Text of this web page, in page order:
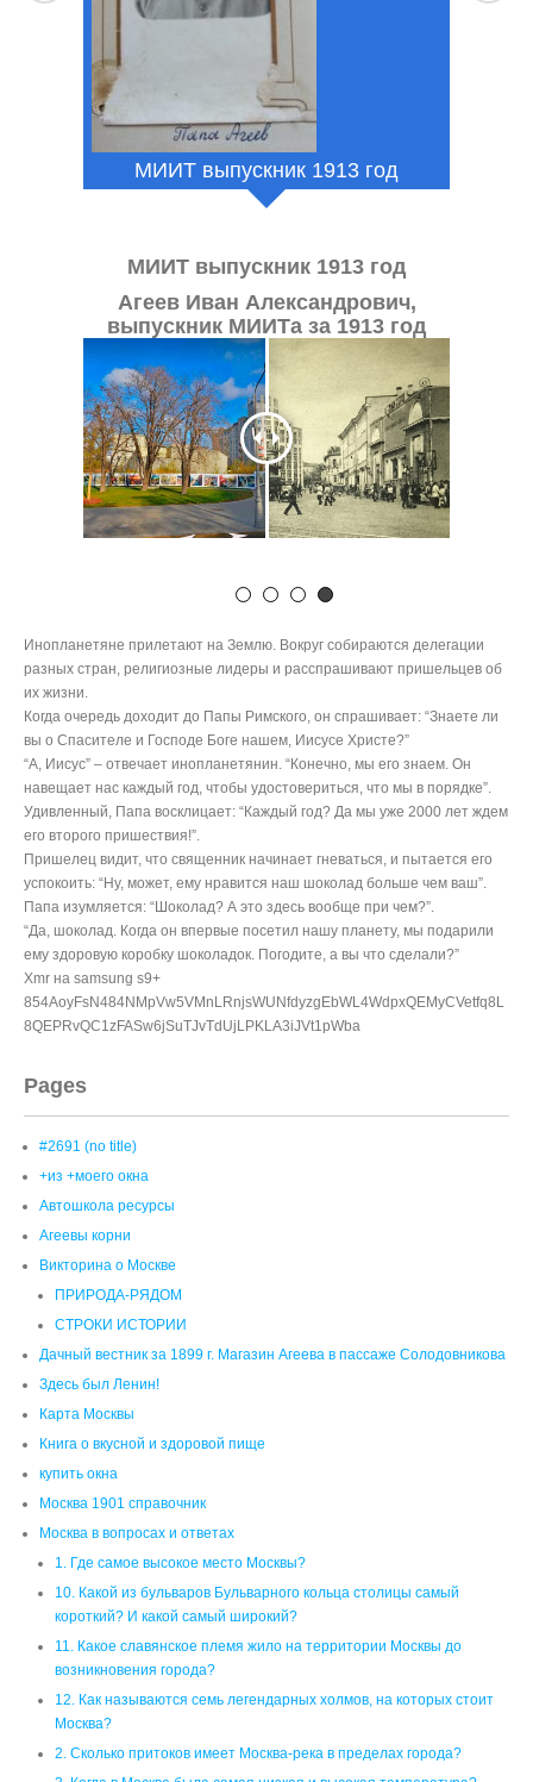
МИИТ выпускник 1913 год
МИИТ выпускник 1913 год
Агеев Иван Александрович,
выпускник МИИТа за 1913 год
Инопланетяне прилетают на Землю. Вокруг собираются делегации
разных стран, религиозные лидеры и расспрашивают пришельцев об
их жизни.
Когда очередь доходит до Папы Римского, он спрашивает: “Знаете ли
вы о Спасителе и Господе Боге нашем, Иисусе Христе?”
“А, Иисус” – отвечает инопланетянин. “Конечно, мы его знаем. Он
навещает нас каждый год, чтобы удостовериться, что мы в порядке”.
Удивленный, Папа восклицает: “Каждый год? Да мы уже 2000 лет ждем
его второго пришествия!”.
Пришелец видит, что священник начинает гневаться, и пытается его
успокоить: “Ну, может, ему нравится наш шоколад больше чем ваш”.
Папа изумляется: “Шоколад? А это здесь вообще при чем?”.
“Да, шоколад. Когда он впервые посетил нашу планету, мы подарили
ему здоровую коробку шоколадок. Погодите, а вы что сделали?”
Xmr на samsung s9+
854AoyFsN484NMpVw5VMnLRnjsWUNfdyzgEbWL4WdpxQEMyCVetfq8L
8QEPRvQC1zFASw6jSuTJvTdUjLPKLA3iJVt1pWba
Pages
#2691 (no title)
+из +моего окна
Автошкола ресурсы
Агеевы корни
Викторина о Москве
ПРИРОДА-РЯДОМ
СТРОКИ ИСТОРИИ
Дачный вестник за 1899 г. Магазин Агеева в пассаже Солодовникова
Здесь был Ленин!
Карта Москвы
Книга о вкусной и здоровой пище
купить окна
Москва 1901 справочник
Москва в вопросах и ответах
1. Где самое высокое место Москвы?
10. Какой из бульваров Бульварного кольца столицы самый
короткий? И какой самый широкий?
11. Какое славянское племя жило на территории Москвы до
возникновения города?
12. Как называются семь легендарных холмов, на которых стоит
Москва?
2. Сколько притоков имеет Москва-река в пределах города?